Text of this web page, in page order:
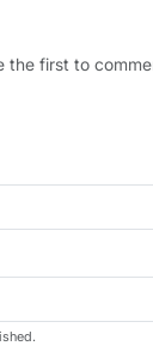
the first to